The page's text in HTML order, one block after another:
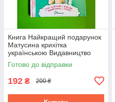
Книга Найкращий подарунок
Матусина крихітка
українською Видавництво
Талант
Готово до відправки
192 ₴ 200 ₴